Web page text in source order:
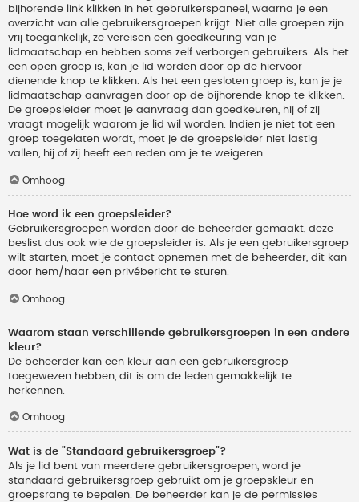
bijhorende link klikken in het gebruikerspaneel, waarna je een
overzicht van alle gebruikersgroepen krijgt. Niet alle groepen zijn
vrij toegankelijk, ze vereisen een goedkeuring van je
lidmaatschap en hebben soms zelf verborgen gebruikers. Als het
een open groep is, kan je lid worden door op de hiervoor
dienende knop te klikken. Als het een gesloten groep is, kan je je
lidmaatschap aanvragen door op de bijhorende knop te klikken.
De groepsleider moet je aanvraag dan goedkeuren, hij of zij
vraagt mogelijk waarom je lid wil worden. Indien je niet tot een
groep toegelaten wordt, moet je de groepsleider niet lastig
vallen, hij of zij heeft een reden om je te weigeren.
Omhoog
Hoe word ik een groepsleider?
Gebruikersgroepen worden door de beheerder gemaakt, deze
beslist dus ook wie de groepsleider is. Als je een gebruikersgroep
wilt starten, moet je contact opnemen met de beheerder, dit kan
door hem/haar een privébericht te sturen.
Omhoog
Waarom staan verschillende gebruikersgroepen in een andere
kleur?
De beheerder kan een kleur aan een gebruikersgroep
toegewezen hebben, dit is om de leden gemakkelijk te
herkennen.
Omhoog
Wat is de "Standaard gebruikersgroep"?
Als je lid bent van meerdere gebruikersgroepen, word je
standaard gebruikersgroep gebruikt om je groepskleur en
groepsrang te bepalen. De beheerder kan je de permissies